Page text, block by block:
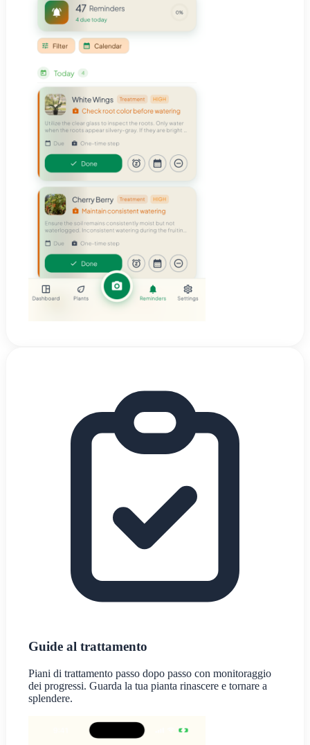
Guide al trattamento
Piani di trattamento passo dopo passo con monitoraggio
dei progressi. Guarda la tua pianta rinascere e tornare a
splendere.